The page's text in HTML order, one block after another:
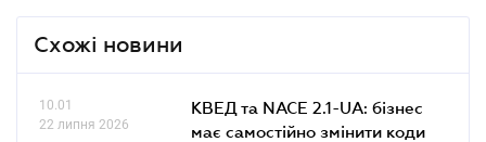
Схожі новини
10.01
22 липня 2026
КВЕД та NACE 2.1-UA: бізнес
має самостійно змінити коди